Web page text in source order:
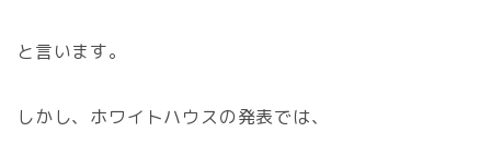
と言います。
しかし、ホワイトハウスの発表では、